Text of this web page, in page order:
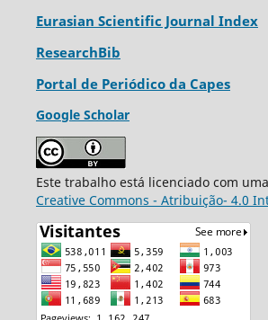
Eurasian Scientific Journal Index
ResearchBib
Portal de Periódico da Capes
Google Scholar
Este trabalho está licenciado com
Creative Commons - Atribuição- 4.0